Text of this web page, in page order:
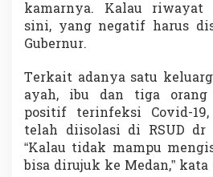
kamarnya. Kalau
sini, yang negatif harus
Gubernur.
Terkait adanya satu
ayah, ibu dan tiga
positif terinfeksi Covid-
telah diisolasi di RSUD dr
“Kalau tidak mampu
bisa dirujuk ke Medan,” kata